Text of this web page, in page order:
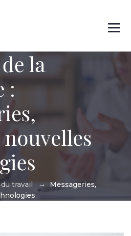
00 97 22 la
:
travail→Messageries,